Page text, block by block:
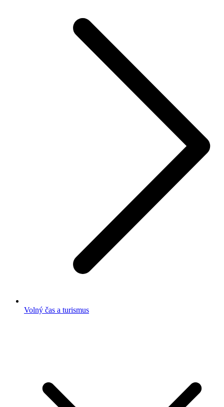
Volný čas a turismus